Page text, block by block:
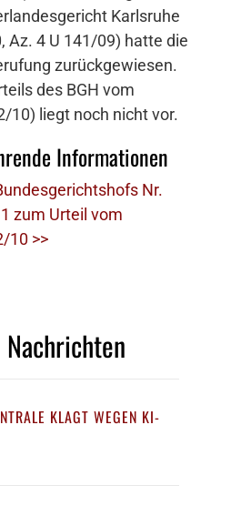
Karlsruhe
Az. 4 U 141/09) hatte die
zurückgewiesen.
des BGH vom
10) liegt noch nicht vor.
Informationen
Nr.
zum Urteil vom
10 >>
KLAGT WEGEN KI-